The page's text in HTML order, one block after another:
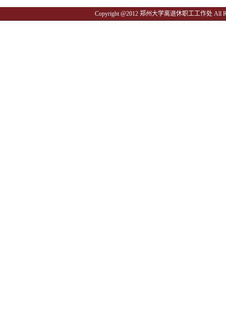
Copyright @2012 郑州大学离退休职工工作处 All